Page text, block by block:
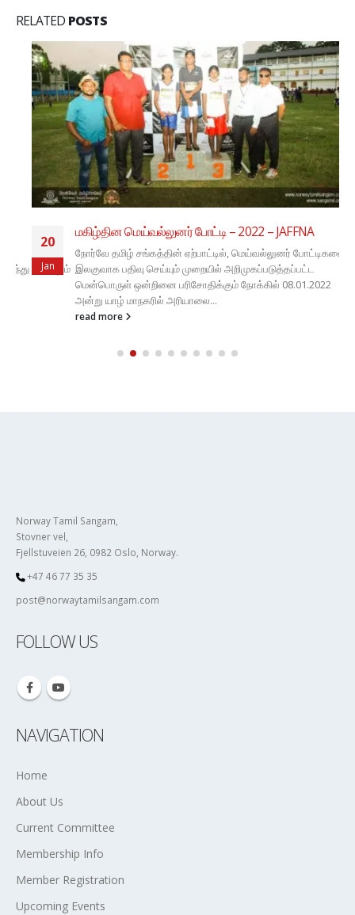
RELATED POSTS
நடாத்தும்
Jan
மகிழ்தின மெய்வல்லுனர் போட்டி – 2022 – JAFFNA
நோர்வே தமிழ் சங்கத்தின் ஏற்பாட்டில், மெய்வல்லுனர் போட்டிகளை
இலகுவாக பதிவு செய்யும் முறையில் அறிமுகப்படுத்தப்பட்ட
மென்பொருள் ஒன்றினை பரிசோதிக்கும் நோக்கில் 08.01.2022
அன்று யாழ் மாநகரில் அரியாலை...
read more
Norway Tamil Sangam,
Stovner vel,
Fjellstuveien 26, 0982 Oslo, Norway.
+47 46 77 35 35
post@norwaytamilsangam.com
FOLLOW US
NAVIGATION
Home
About Us
Current Committee
Membership Info
Member Registration
Upcoming Events